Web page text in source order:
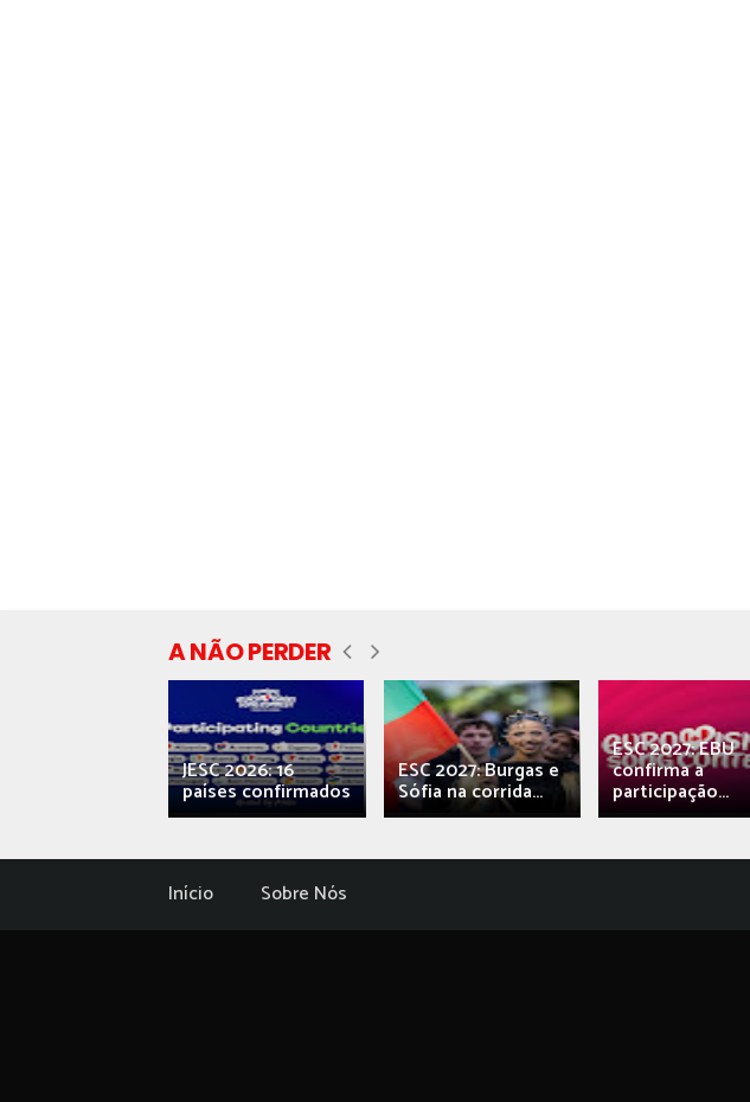
A NÃO PERDER
JESC 2026: 16
países confirmados
ESC 2027: Burgas e
Sófia na corrida...
ESC 2027: EBU
confirma a
participação...
Início Sobre Nós